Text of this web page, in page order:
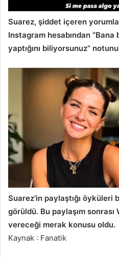
Suarez, şiddet içeren
Instagram hesabından
yaptığını biliyorsunuz”
Suarez’in paylaştığı
görüldü. Bu paylaşım sonrası
vereceği merak konusu oldu.
Kaynak : Fanatik